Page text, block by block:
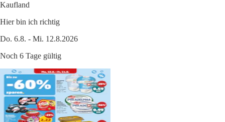
Kaufland
Hier bin ich richtig
Do. 6.8. - Mi. 12.8.2026
Noch 6 Tage gültig